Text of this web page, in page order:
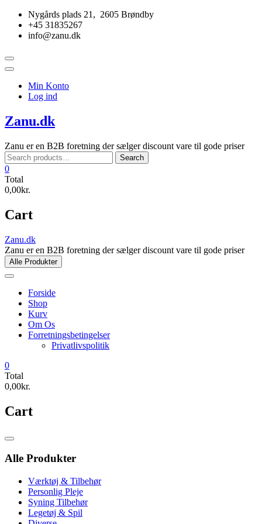
Skip
content
Nygårds plads 21, 2605 Brøndby
+45 31835267
info@zanu.dk
Topbar
Menu
Min Konto
Log ind
Zanu.dk
Zanu er en B2B foretning der sælger discount vare til gode priser
Search
for:
Search
0
Total
0,00kr.
Cart
Zanu.dk
Zanu er en B2B foretning der sælger discount vare til gode priser
Alle Produkter
Forside
Shop
Kurv
Om Os
Forretningsbetingelser
Privatlivspolitik
0
Total
0,00kr.
Cart
Catalog
Alle Produkter
Værktøj & Tilbehør
Personlig Pleje
Syning Tilbehør
Legetøj & Spil